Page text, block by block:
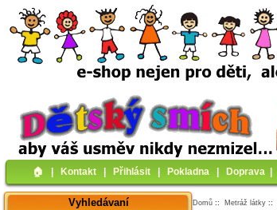
🏠︎ Kontakt Přihlásit Pokladna Doprava
Vyhledávaní
Domů :: Metráž látky ::